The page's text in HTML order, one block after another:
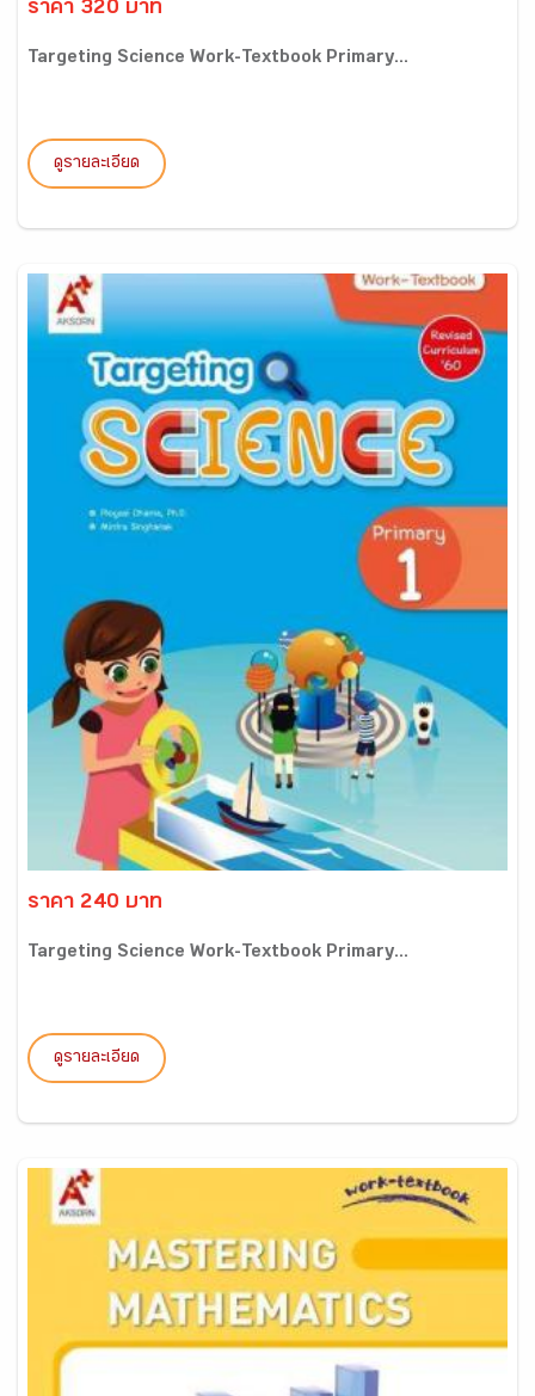
ราคา 320 บาท
Targeting Science Work-Textbook Primary...
ดูรายละเอียด
ราคา 240 บาท
Targeting Science Work-Textbook Primary...
ดูรายละเอียด